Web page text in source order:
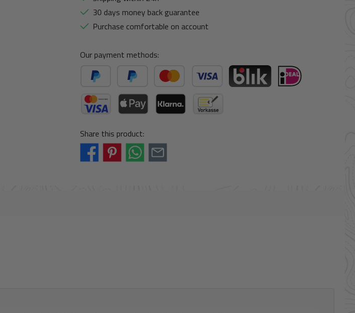
30 days money back guarantee
Purchase comfortable on account
Our payment methods:
PayPal Pay Later Credit or debit card
Share this product: